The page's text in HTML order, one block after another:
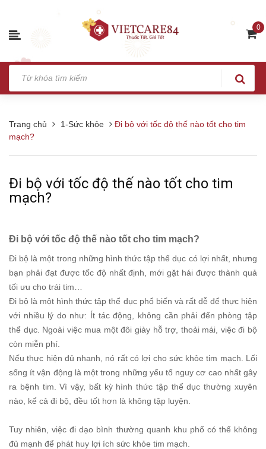
0
Trang chủ 1-Sức khỏe
Đi bộ với tốc độ thế nào tốt cho tim
mạch?
Đi bộ với tốc độ thế nào tốt cho tim
mạch?
Đi bộ với tốc độ thế nào tốt cho tim mạch?
Đi bộ là một trong những hình thức tập thể dục có lợi nhất, nhưng
bạn phải đạt được tốc độ nhất định, mới gặt hái được thành quả
tối ưu cho trái tim…
Đi bộ là một hình thức tập thể dục phổ biến và rất dễ để thực hiện
với nhiều lý do như: Ít tác động, không cần phải đến phòng tập
thể dục. Ngoài việc mua một đôi giày hỗ trợ, thoải mái, việc đi bộ
còn miễn phí.
Nếu thực hiện đủ nhanh, nó rất có lợi cho sức khỏe tim mạch. Lối
sống ít vận động là một trong những yếu tố nguy cơ cao nhất gây
ra bệnh tim. Vì vậy, bất kỳ hình thức tập thể dục thường xuyên
nào, kể cả đi bộ, đều tốt hơn là không tập luyện.
Tuy nhiên, việc đi dạo bình thường quanh khu phố có thể không
đủ mạnh để phát huy lợi ích sức khỏe tim mạch.